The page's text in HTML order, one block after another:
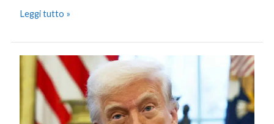
Leggi tutto »
Accordo
Iran,
Trump
“Slitta